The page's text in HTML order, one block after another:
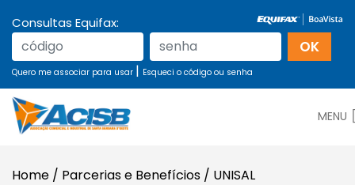
Consultas Equifax:
Quero me associar para usar | Esqueci o código ou senha
MENU
Home / Parcerias e Benefícios / UNISAL